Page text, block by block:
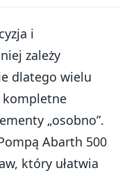
i
zależy
dlatego wielu
kompletne
„osobno”.
Abarth 500
który ułatwia